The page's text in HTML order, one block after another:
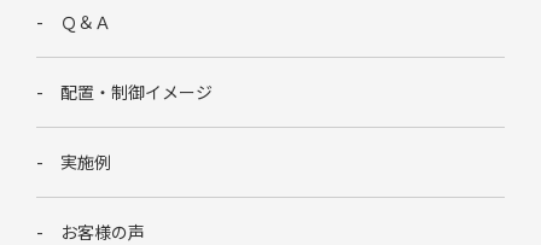
Ｑ＆Ａ
配置・制御イメージ
実施例
お客様の声